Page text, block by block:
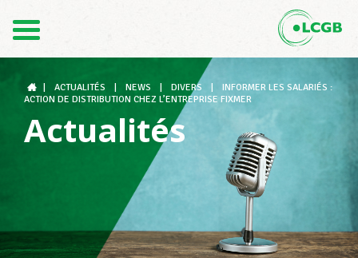
DE
Le LCGB
Structures syndicales
ACTUALITÉS NEWS DIVERS
INFORMER LES SALARIÉS :
ACTION DE DISTRIBUTION CHEZ L’ENTREPRISE FIXMER
Actualités